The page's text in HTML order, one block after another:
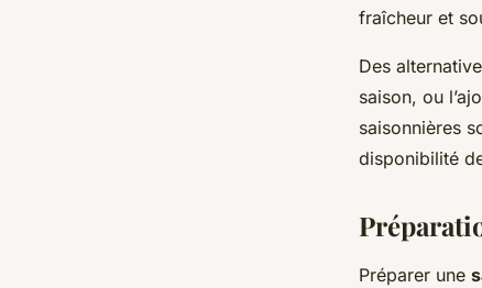
fraîcheur et
Des
saison, ou
saisonnières
disponibilité
Préparer une